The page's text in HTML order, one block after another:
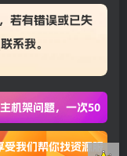
若有错误或已失
系我。
机架问题，一次50
我们帮你找资源服